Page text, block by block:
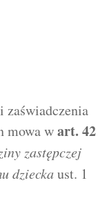
zaświadczenia
mowa wart. 42
zastępczej
dzieckaust. 1